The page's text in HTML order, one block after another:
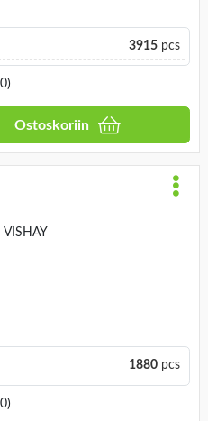
3915pcs
Ostoskoriin
VISHAY
1880pcs